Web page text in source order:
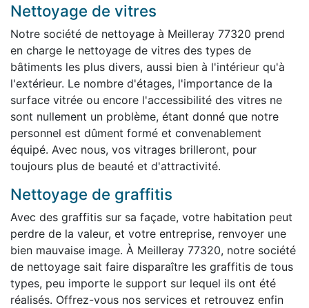
Nettoyage de vitres
Notre société de nettoyage à Meilleray 77320 prend
en charge le nettoyage de vitres des types de
bâtiments les plus divers, aussi bien à l'intérieur qu'à
l'extérieur. Le nombre d'étages, l'importance de la
surface vitrée ou encore l'accessibilité des vitres ne
sont nullement un problème, étant donné que notre
personnel est dûment formé et convenablement
équipé. Avec nous, vos vitrages brilleront, pour
toujours plus de beauté et d'attractivité.
Nettoyage de graffitis
Avec des graffitis sur sa façade, votre habitation peut
perdre de la valeur, et votre entreprise, renvoyer une
bien mauvaise image. À Meilleray 77320, notre société
de nettoyage sait faire disparaître les graffitis de tous
types, peu importe le support sur lequel ils ont été
réalisés. Offrez-vous nos services et retrouvez enfin